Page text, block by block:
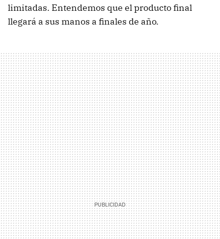
limitadas. Entendemos que el producto final
llegará a sus manos a finales de año.